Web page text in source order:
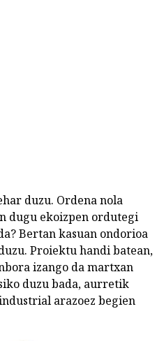
duzu. Ordena nola
dugu ekoizpen ordutegi
Bertan kasuan ondorioa
Proiektu handi batean,
izango da martxan
duzu bada, aurretik
arazoez begien